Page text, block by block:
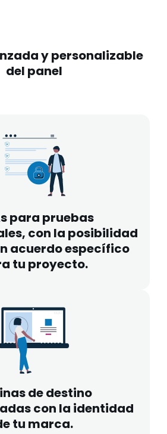
y personalizable
del panel
para pruebas
con la posibilidad
acuerdo específico
tu proyecto.
de destino
con la identidad
tu marca.